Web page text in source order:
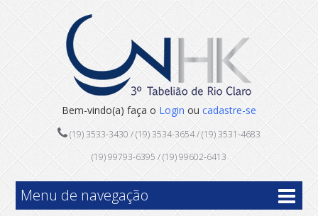
Bem-vindo(a) faça o Login ou cadastre-se
(19) 3533-3430 / (19) 3534-3654 / (19) 3531-4683
(19) 99793-6395 / (19) 99602-6413
Menu de navegação